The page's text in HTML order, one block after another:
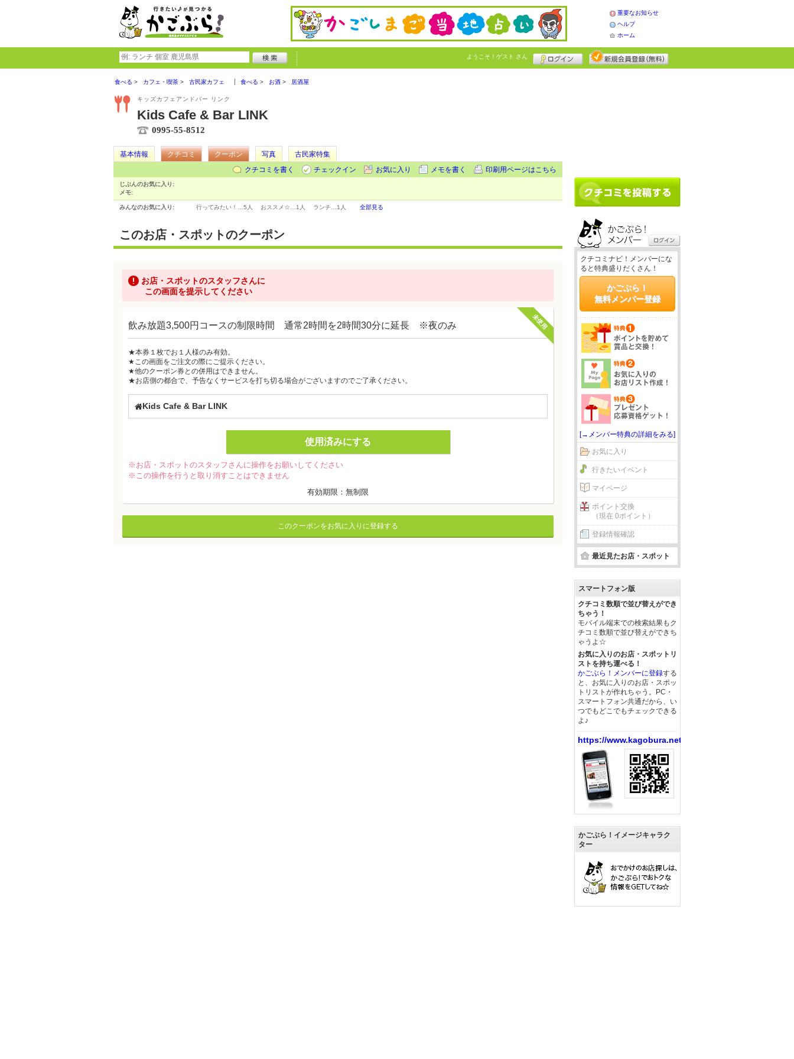
重要なお知らせ
ヘルプ
ホーム
ようこそ！ ゲスト さん
食べる カフェ・喫茶 古民家カフェ 食べる お酒 居酒屋
キッズカフェアンドバー リンク
Kids Cafe & Bar LINK
0995-55-8512
基本情報 クチコミ クーポン 写真
古民家特集
クチコミを書く
チェックイン お気に入り メモを書く 印刷用ページはこちら
じぶんのお気に入り:
メモ:
みんなのお気に入り: 行ってみたい！… 5人 おススメ☆… 1人 ランチ… 1人 全部見る
このお店・スポットのクーポン
お店・スポットのスタッフさんに
この画面を提示してください
未使用
飲み放題3,500円コースの制限時間 通常2時間を2時間30分に延長 ※夜のみ
★本券１枚でお１人様のみ有効。
★この画面をご注文の際にご提示ください。
★他のクーポン券との併用はできません。
★お店側の都合で、予告なくサービスを打ち切る場合がございますのでご了承ください。
Kids Cafe & Bar LINK
使用済みにする
※お店・スポットのスタッフさんに操作をお願いしてください
※この操作を行うと取り消すことはできません
有効期限：無制限
このクーポンをお気に入りに登録する
クチコミナビ！メンバーにな
ると特典盛りだくさん！
かごぶら！
無料メンバー登録
[→メンバー特典の詳細をみる]
お気に入り
行きたいイベント
マイページ
ポイント交換
（現在 0ポイント）
登録情報確認
最近見たお店・スポット
スマートフォン版
クチコミ数順で並び替えができ
ちゃう！
モバイル端末での検索結果もク
チコミ数順で並び替えができち
ゃうよ☆
お気に入りのお店・スポットリ
ストを持ち運べる！
かごぶら！メンバーに登録する
と、お気に入りのお店・スポッ
トリストが作れちゃう。PC・
スマートフォン共通だから、い
つでもどこでもチェックできる
よ♪
https://www.kagobura.net/
かごぶら！イメージキャラク
ター